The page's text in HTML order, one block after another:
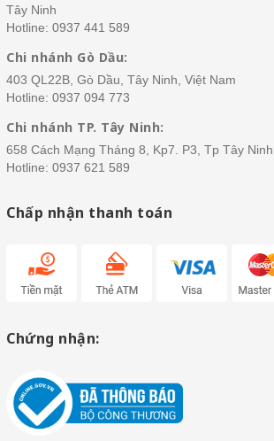
Tây Ninh
Hotline: 0937 441 589
Chi nhánh Gò Dầu:
403 QL22B, Gò Dầu, Tây Ninh, Việt Nam
Hotline: 0937 094 773
Chi nhánh TP. Tây Ninh:
658 Cách Mạng Tháng 8, Kp7. P3, Tp Tây
Hotline: 0937 621 589
Chấp nhận thanh toán
Chứng nhận: